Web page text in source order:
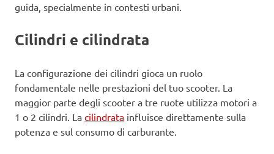
guida, specialmente in contesti urbani.
Cilindri e cilindrata
La configurazione dei cilindri gioca un ruolo
fondamentale nelle prestazioni del tuo scooter. La
maggior parte degli scooter a tre ruote utilizza motori a
1 o 2 cilindri. La cilindrata influisce direttamente sulla
potenza e sul consumo di carburante.